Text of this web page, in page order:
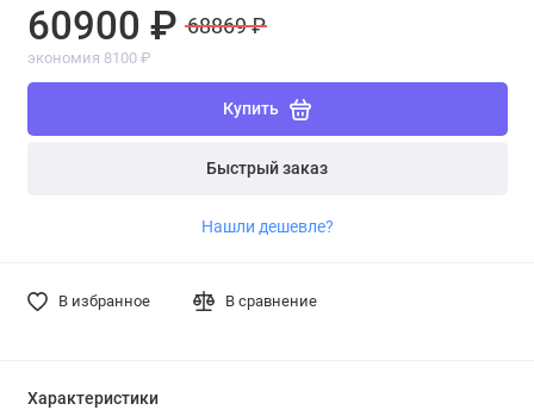
60900 ₽ 68869 ₽
экономия 8100 ₽
Купить
Быстрый заказ
Нашли дешевле?
В избранное В сравнение
Характеристики